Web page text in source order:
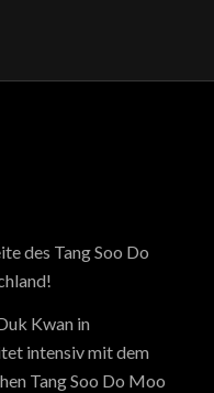
des Tang Soo Do
Kwan in
intensiv mit dem
Tang Soo Do Moo